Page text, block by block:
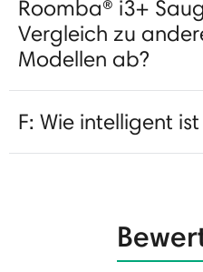
Roomba® i3+
Vergleich zu
Modellen ab?
F: Wie intelligent